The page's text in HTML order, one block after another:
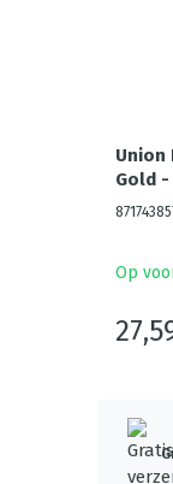
Union
Gold
Op